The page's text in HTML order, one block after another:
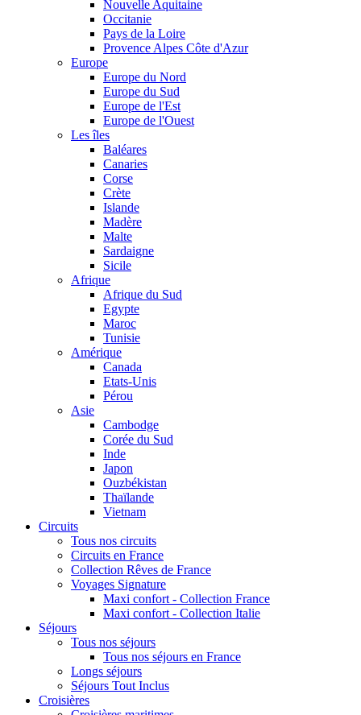
Nouvelle Aquitaine
Occitanie
Pays de la Loire
Provence Alpes Côte d'Azur
Europe
Europe du Nord
Europe du Sud
Europe de l'Est
Europe de l'Ouest
Les îles
Baléares
Canaries
Corse
Crète
Islande
Madère
Malte
Sardaigne
Sicile
Afrique
Afrique du Sud
Egypte
Maroc
Tunisie
Amérique
Canada
Etats-Unis
Pérou
Asie
Cambodge
Corée du Sud
Inde
Japon
Ouzbékistan
Thaïlande
Vietnam
Circuits
Tous nos circuits
Circuits en France
Collection Rêves de France
Voyages Signature
Maxi confort - Collection France
Maxi confort - Collection Italie
Séjours
Tous nos séjours
Tous nos séjours en France
Longs séjours
Séjours Tout Inclus
Croisières